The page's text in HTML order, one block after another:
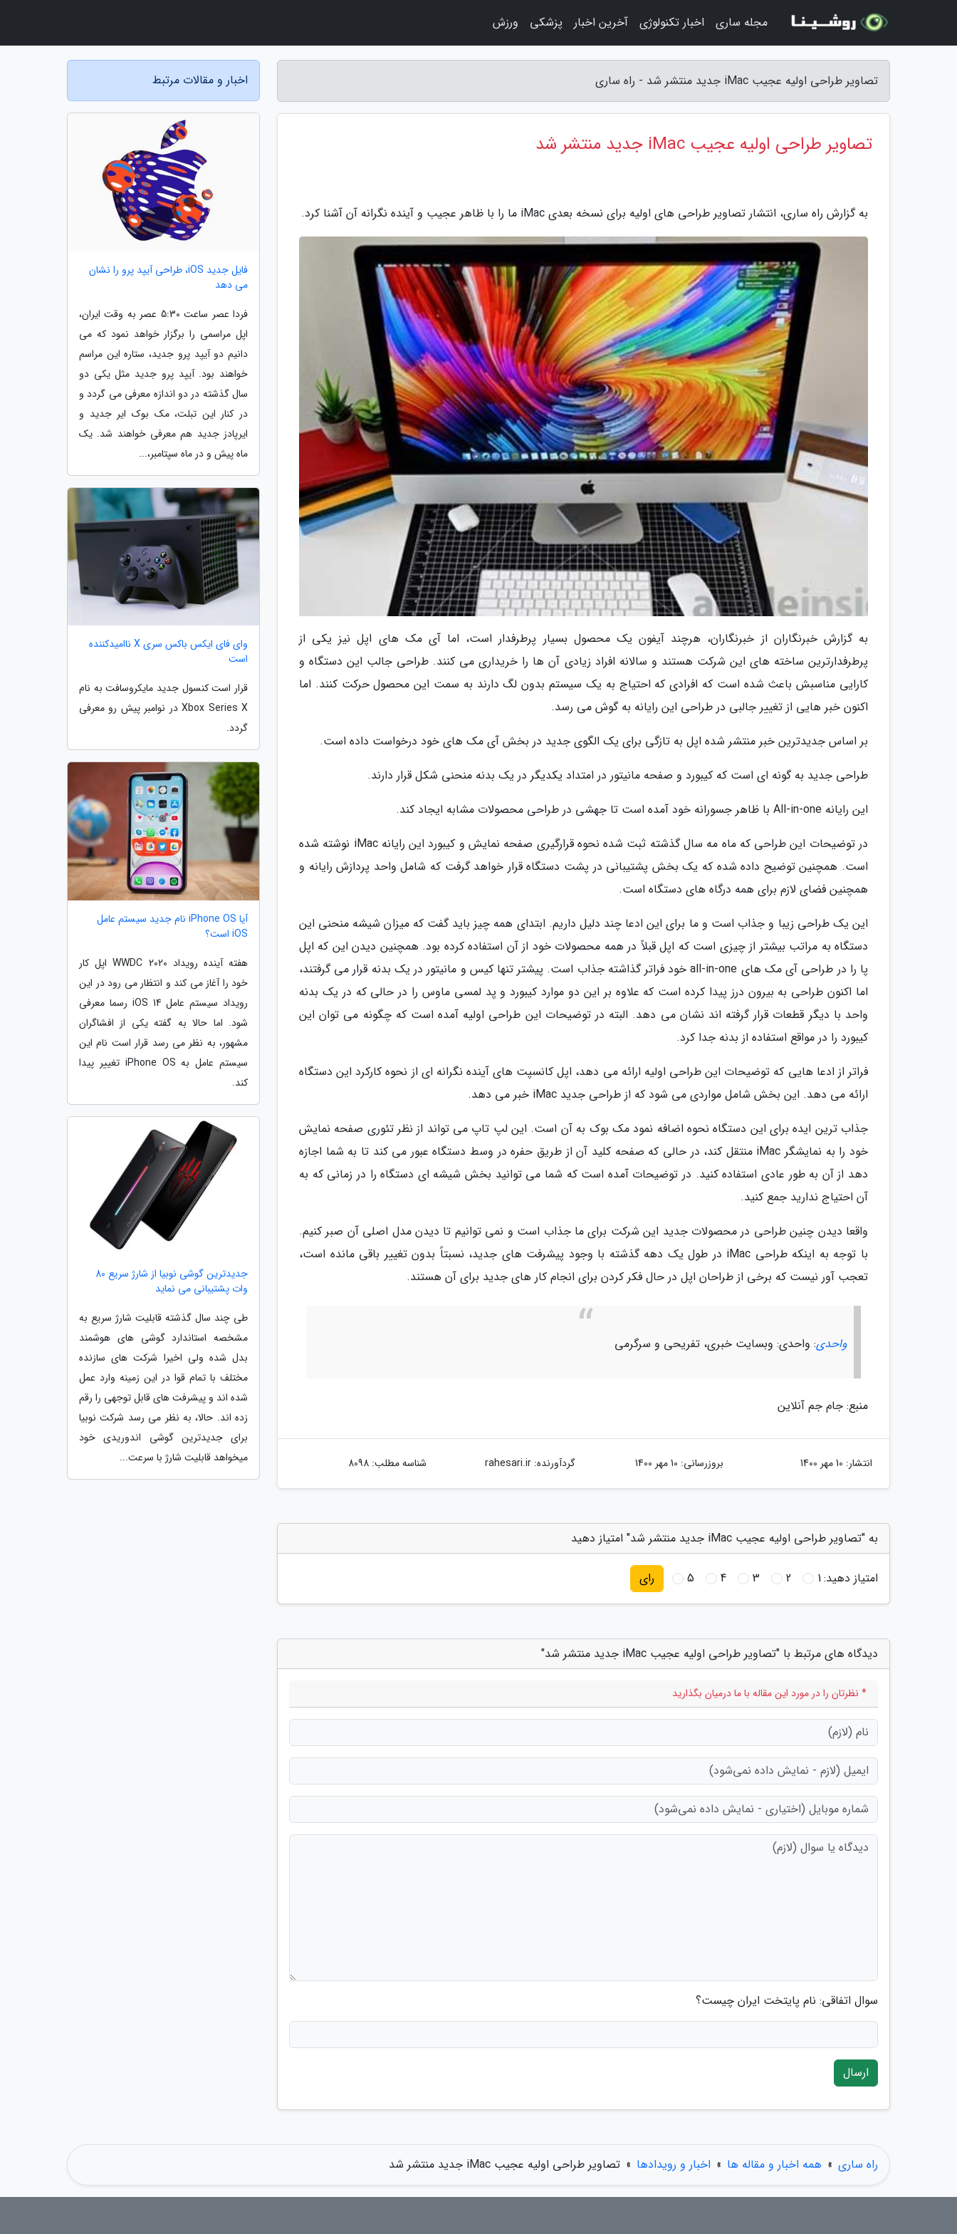
تصاویر طراحی اولیه عجیب iMac جدید منتشر شد - راه ساری
تصاویر طراحی اولیه عجیب iMac جدید منتشر شد
به گزارش راه ساری، انتشار تصاویر طراحی های اولیه برای نسخه بعدی iMac ما را با ظاهر عجیب و آینده نگرانه آن آشنا کرد.
به گزارش خبرنگاران از خبرنگاران، هرچند آیفون یک محصول بسیار پرطرفدار است، اما آی مک های اپل نیز یکی از
پرطرفدارترین ساخته های این شرکت هستند و سالانه افراد زیادی آن ها را خریداری می کنند. طراحی جالب این دستگاه و
کارایی مناسبش باعث شده است که افرادی که احتیاج به یک سیستم بدون لگ دارند به سمت این محصول حرکت کنند. اما
اکنون خبر هایی از تغییر جالبی در طراحی این رایانه به گوش می رسد.
بر اساس جدیدترین خبر منتشر شده اپل به تازگی برای یک الگوی جدید در بخش آی مک های خود درخواست داده است.
طراحی جدید به گونه ای است که کیبورد و صفحه مانیتور در امتداد یکدیگر در یک بدنه منحنی شکل قرار دارند.
این رایانه All-in-one با ظاهر جسورانه خود آمده است تا جهشی در طراحی محصولات مشابه ایجاد کند.
در توضیحات این طراحی که ماه مه سال گذشته ثبت شده نحوه قرارگیری صفحه نمایش و کیبورد این رایانه iMac نوشته شده
است. همچنین توضیح داده شده که یک بخش پشتیبانی در پشت دستگاه قرار خواهد گرفت که شامل واحد پردازش رایانه و
همچنین فضای لازم برای همه درگاه های دستگاه است.
این یک طراحی زیبا و جذاب است و ما برای این ادعا چند دلیل داریم. ابتدای همه چیز باید گفت که میزان شیشه منحنی این
دستگاه به مراتب بیشتر از چیزی است که اپل قبلاً در همه محصولات خود از آن استفاده کرده بود. همچنین دیدن این که اپل
پا را در طراحی آی مک های all-in-one خود فراتر گذاشته جذاب است. پیشتر تنها کیس و مانیتور در یک بدنه قرار می گرفتند،
اما اکنون طراحی به بیرون درز پیدا کرده است که علاوه بر این دو موارد کیبورد و پد لمسی ماوس را در حالی که در یک بدنه
واحد با دیگر قطعات قرار گرفته اند نشان می دهد. البته در توضیحات این طراحی اولیه آمده است که چگونه می توان این
کیبورد را در مواقع استفاده از بدنه جدا کرد.
فراتر از ادعا هایی که توضیحات این طراحی اولیه ارائه می دهد، اپل کانسپت های آینده نگرانه ای از نحوه کارکرد این دستگاه
ارائه می دهد. این بخش شامل مواردی می شود که از طراحی جدید iMac خبر می دهد.
جذاب ترین ایده برای این دستگاه نحوه اضافه نمود مک بوک به آن است. این لپ تاپ می تواند از نظر تئوری صفحه نمایش
خود را به نمایشگر iMac منتقل کند، در حالی که صفحه کلید آن از طریق حفره در وسط دستگاه عبور می کند تا به شما اجازه
دهد از آن به طور عادی استفاده کنید. در توضیحات آمده است که شما می توانید بخش شیشه ای دستگاه را در زمانی که به
آن احتیاج ندارید جمع کنید.
واقعا دیدن چنین طراحی در محصولات جدید این شرکت برای ما جذاب است و نمی توانیم تا دیدن مدل اصلی آن صبر کنیم.
با توجه به اینکه طراحی iMac در طول یک دهه گذشته با وجود پیشرفت های جدید، نسبتاً بدون تغییر باقی مانده است،
تعجب آور نیست که برخی از طراحان اپل در حال فکر کردن برای انجام کار های جدید برای آن هستند.
واحدی: واحدی: وبسایت خبری، تفریحی و سرگرمی
منبع: جام جم آنلاین
انتشار: 10 مهر 1400 بروزرسانی: 10 مهر 1400 گردآورنده:rahesari.ir شناسه مطلب: 8098
به "تصاویر طراحی اولیه عجیب iMac جدید منتشر شد" امتیاز دهید
امتیاز دهید:1
2
3
4
5 رای
دیدگاه های مرتبط با "تصاویر طراحی اولیه عجیب iMac جدید منتشر شد"
* نظرتان را در مورد این مقاله با ما درمیان بگذارید
سوال اتفاقی: نام پایتخت ایران چیست؟
ارسال
اخبار و مقالات مرتبط
فایل جدید iOS، طراحی آیپد پرو را نشان
می دهد
فردا عصر ساعت 5:30 عصر به وقت ایران،
اپل مراسمی را برگزار خواهد نمود که می
دانیم دو آیپد پرو جدید، ستاره این مراسم
خواهند بود. آیپد پرو جدید مثل یکی دو
سال گذشته در دو اندازه معرفی می گردد و
در کنار این تبلت، مک بوک ایر جدید و
ایرپادز جدید هم معرفی خواهند شد. یک
ماه پیش و در ماه سپتامبر،...
وای فای ایکس باکس سری X ناامیدکننده
است
قرار است کنسول جدید مایکروسافت به نام
Xbox Series X در نوامبر پیش رو معرفی
گردد.
آیا iPhone OS نام جدید سیستم عامل
iOS است؟
هفته آینده رویداد WWDC 2020 اپل کار
خود را آغاز می کند و انتظار می رود در این
رویداد سیستم عامل iOS 14 رسما معرفی
شود. اما حالا به گفته یکی از افشاگران
مشهور، به نظر می رسد قرار است نام این
سیستم عامل به iPhone OS تغییر پیدا
کند.
جدیدترین گوشی نوبیا از شارژ سریع 80
وات پشتیبانی می نماید
طی چند سال گذشته قابلیت شارژ سریع به
مشخصه استاندارد گوشی های هوشمند
بدل شده ولی اخیرا شرکت های سازنده
مختلف با تمام قوا در این زمینه وارد عمل
شده اند و پیشرفت های قابل توجهی را رقم
زده اند. حالا، به نظر می رسد شرکت نوبیا
برای جدیدترین گوشی اندوریدی خود
میخواهد قابلیت شارژ با سرعت...
راه ساری » همه اخبار و مقاله ها » اخبار و رویدادها » تصاویر طراحی اولیه عجیب iMac جدید منتشر شد
مجله ساری اخبار تکنولوژی آخرین اخبار پزشکی ورزش